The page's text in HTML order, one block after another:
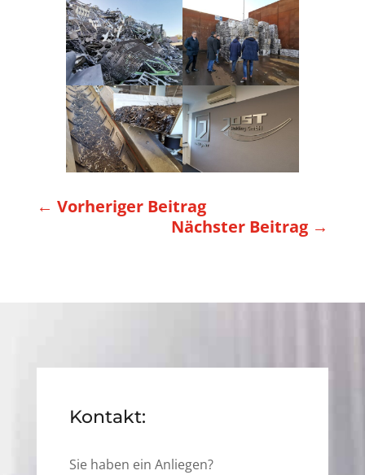
← Vorheriger Beitrag
Nächster Beitrag →
Kontakt:
Sie haben ein Anliegen?